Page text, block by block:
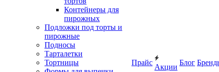
Контейнеры для
пирожных
Подложки под торты и
пирожные
Подносы
Тарталетки
Тортницы
Прайс
Акции
Блог